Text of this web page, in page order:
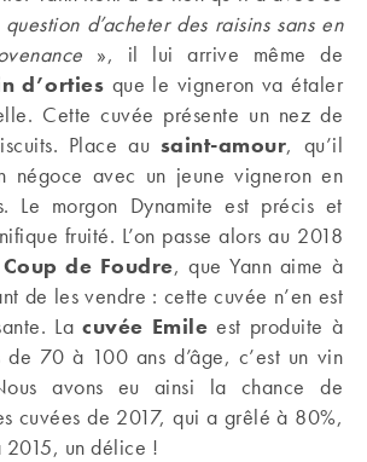
question d’acheter des raisins sans en
», il lui arrive même de
d’orties que le vigneron va étaler
Cette cuvée présente un nez de
Place au saint-amour, qu’il
négoce avec un jeune vigneron en
Le morgon Dynamite est précis et
fruité. L’on passe alors au 2018
de Foudre, que Yann aime à
de les vendre : cette cuvée n’en est
La cuvée Emile est produite à
de 70 à 100 ans d’âge, c’est un vin
avons eu ainsi la chance de
cuvées de 2017, qui a grêlé à 80%,
2015, un délice !